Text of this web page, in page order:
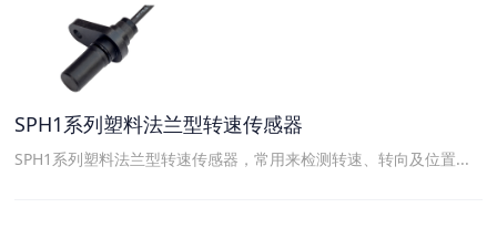
SPH1系列塑料法兰型转速传感器
SPH1系列塑料法兰型转速传感器，常用来检测转速、转向及位置...